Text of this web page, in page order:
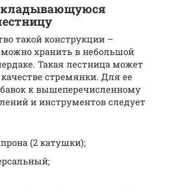
такой конструкции –
хранить в небольшой
Такая лестница может
стремянки. Для ее
к вышеперечисленному
и инструментов следует
(2 катушки);